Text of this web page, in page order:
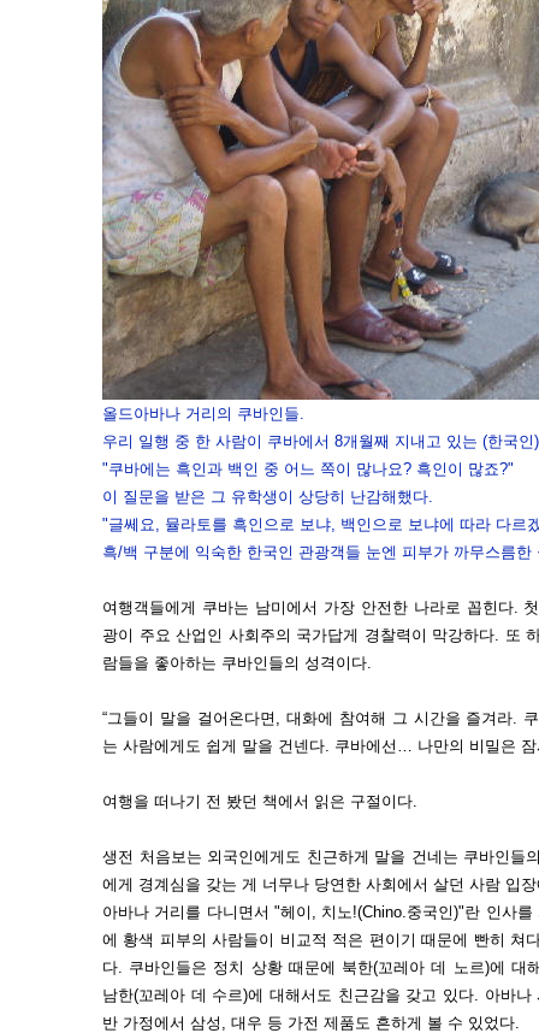
올드아바나 거리의 쿠바인들.
우리 일행 중 한 사람이 쿠바에서 8개월째 지내고 있는 (한국
"쿠바에는 흑인과 백인 중 어느 쪽이 많나요? 흑인이 많죠?"
이 질문을 받은 그 유학생이 상당히 난감해했다.
"글쎄요, 뮬라토를 흑인으로 보냐, 백인으로 보냐에 따라 다르
흑/백 구분에 익숙한 한국인 관광객들 눈엔 피부가 까무스름
여행객들에게 쿠바는 남미에서 가장 안전한 나라로 꼽힌다.
광이 주요 산업인 사회주의 국가답게 경찰력이 막강하다. 또
람들을 좋아하는 쿠바인들의 성격이다.
“그들이 말을 걸어온다면, 대화에 참여해 그 시간을 즐겨라.
는 사람에게도 쉽게 말을 건넨다. 쿠바에선… 나만의 비밀은
여행을 떠나기 전 봤던 책에서 읽은 구절이다.
생전 처음보는 외국인에게도 친근하게 말을 건네는 쿠바인들
에게 경계심을 갖는 게 너무나 당연한 사회에서 살던 사람 입
아바나 거리를 다니면서 "헤이, 치노!(Chino.중국인)"란 인사
에 황색 피부의 사람들이 비교적 적은 편이기 때문에 빤히 쳐
다. 쿠바인들은 정치 상황 때문에 북한(꼬레아 데 노르)에 대
남한(꼬레아 데 수르)에 대해서도 친근감을 갖고 있다. 아바
반 가정에서 삼성, 대우 등 가전 제품도 흔하게 볼 수 있었다.